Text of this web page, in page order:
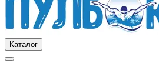
Каталог